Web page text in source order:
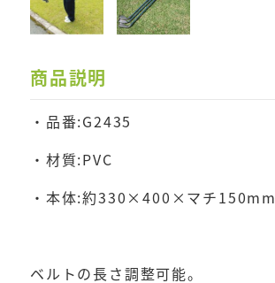
商品説明
・品番:G2435
・材質:PVC
・本体:約330×400×マチ150mm
ベルトの長さ調整可能。